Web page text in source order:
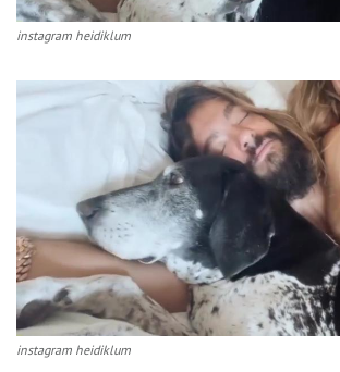
instagram heidiklum
instagram heidiklum